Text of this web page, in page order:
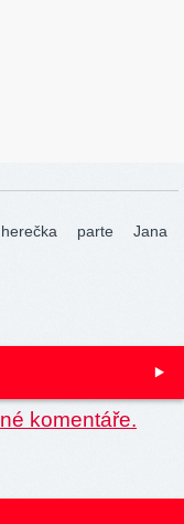
herečka parte
Jana
komentáře.